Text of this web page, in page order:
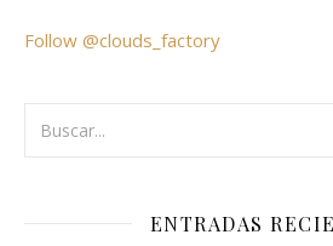
Follow @clouds_factory
ENTRADAS